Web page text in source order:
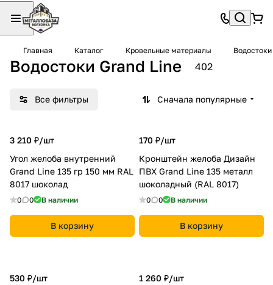
Главная Каталог Кровельные материалы Водостоки
Водостоки Grand Line 402
Все фильтры Сначала популярные
3 210 ₽/шт
Угол желоба внутренний
Grand Line 135 гр 150 мм RAL
8017 шоколад
0 0 В наличии
В корзину
170 ₽/шт
Кронштейн желоба Дизайн
ПВХ Grand Line 135 металл
шоколадный (RAL 8017)
0 0 В наличии
В корзину
530 ₽/шт
1 260 ₽/шт